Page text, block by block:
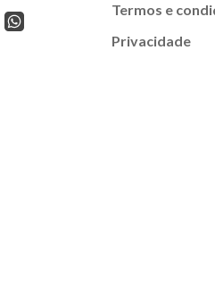
Termos e
Privacidade